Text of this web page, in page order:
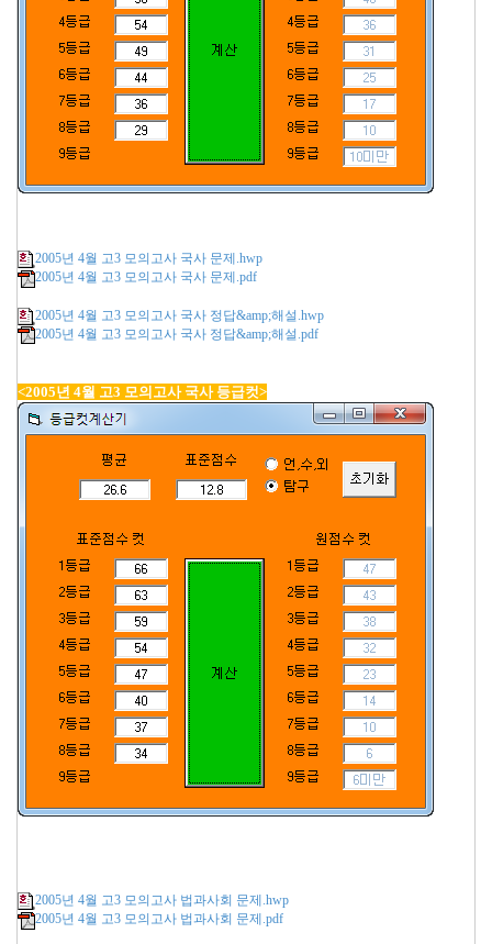
2005년 4월 고3 모의고사 국사 문제.hwp
2005년 4월 고3 모의고사 국사 문제.pdf
2005년 4월 고3 모의고사 국사 정답&amp;해설.hwp
2005년 4월 고3 모의고사 국사 정답&amp;해설.pdf
<2005년 4월 고3 모의고사 국사 등급컷>
2005년 4월 고3 모의고사 법과사회 문제.hwp
2005년 4월 고3 모의고사 법과사회 문제.pdf